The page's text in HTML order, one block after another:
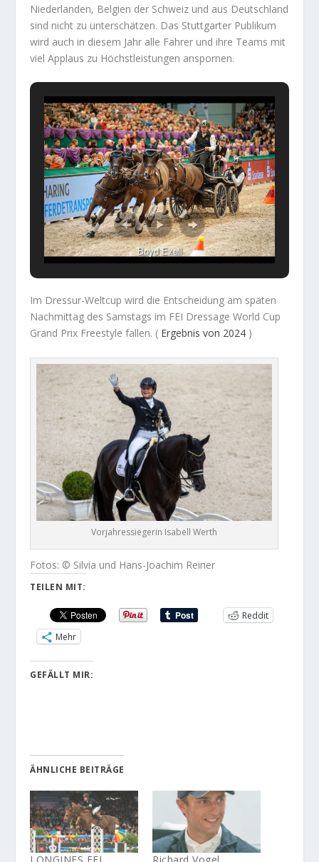
Niederlanden, Belgien der Schweiz und aus Deutschland
sind nicht zu unterschätzen. Das Stuttgarter Publikum
wird auch in diesem Jahr alle Fahrer und ihre Teams mit
viel Applaus zu Höchstleistungen anspornen.
Boyd Exell
Im Dressur-Weltcup wird die Entscheidung am späten
Nachmittag des Samstags im FEI Dressage World Cup
Grand Prix Freestyle fallen. ( Ergebnis von 2024 )
Vorjahressiegerin Isabell Werth
Fotos: © Silvia und Hans-Joachim Reiner
TEILEN MIT:
Reddit
Mehr
GEFÄLLT MIR:
ÄHNLICHE BEITRÄGE